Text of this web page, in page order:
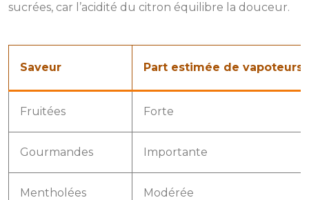
sucrées, car l’acidité du citron équilibre la douceur.
Saveur Part estimée de vapoteurs
Fruitées Forte
Gourmandes Importante
Mentholées Modérée